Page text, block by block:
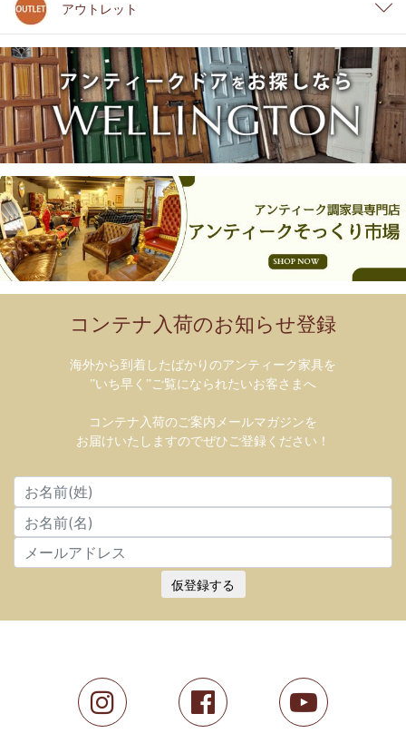
アウトレット
コンテナ入荷のお知らせ登録
海外から到着したばかりのアンティーク家具を
”いち早く”ご覧になられたいお客さまへ
コンテナ入荷のご案内メールマガジンを
お届けいたしますのでぜひご登録ください！
仮登録する